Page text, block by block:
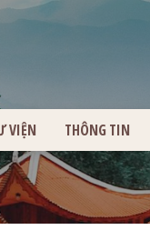
VIỆN THÔNG TIN